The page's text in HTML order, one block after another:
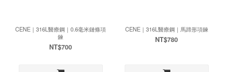
CENE｜316L醫療鋼｜0.6毫米鏈條項
鍊
NT$700
CENE｜316L醫療鋼｜馬蹄形項鍊
NT$780